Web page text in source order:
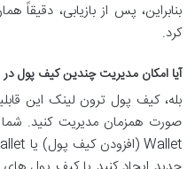
بنابراین، پس از بازیابی،
کرد.
آیا امکان مدیریت چندین کیف پول
بله، کیف پول ترون لینک این